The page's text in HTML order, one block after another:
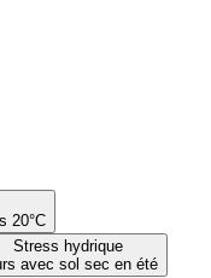
20°C
Stress hydrique
avec sol sec en été